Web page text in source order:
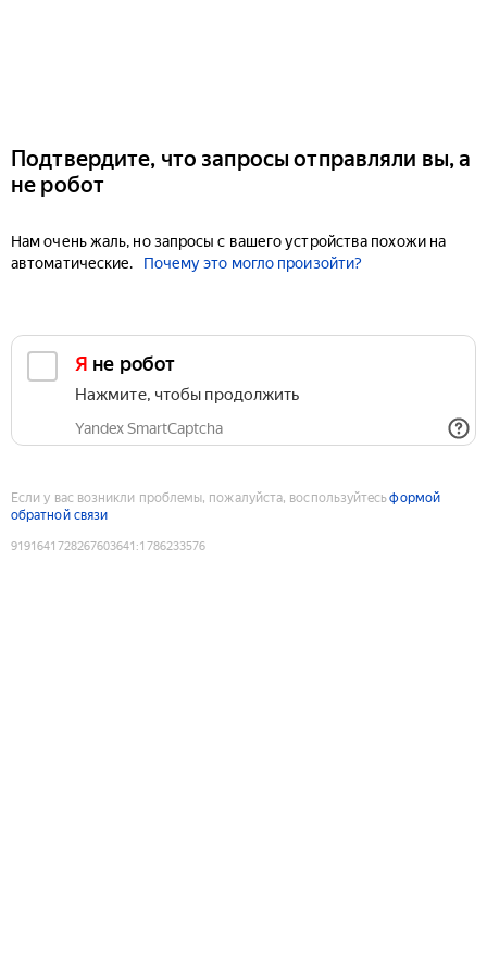
Подтвердите, что запросы отправляли вы, а
не робот
Нам очень жаль, но запросы с вашего устройства похожи на
автоматические.
Почему это могло произойти?
Я не робот
Нажмите, чтобы продолжить
Yandex SmartCaptcha
Если у вас возникли проблемы, пожалуйста, воспользуйтесьформой
обратной связи
9191641728267603641 :1786233576